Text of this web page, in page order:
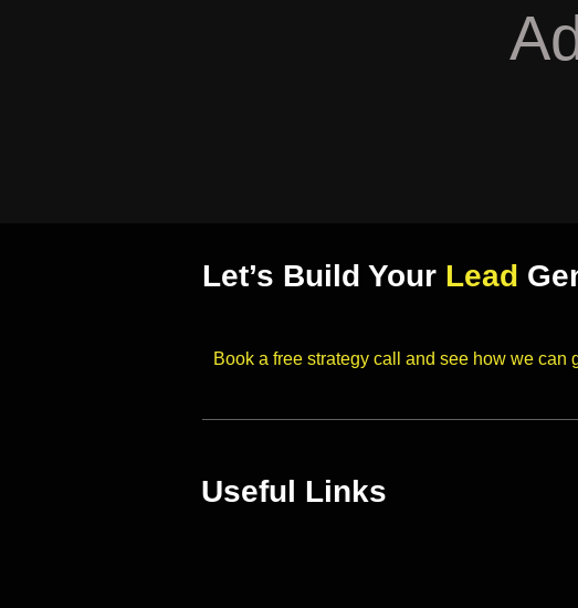
Let’s Build Your Lead
Book a free strategy call and see how we can
Useful Links